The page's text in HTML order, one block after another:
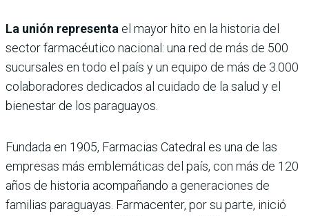
La unión representa el mayor hito en la historia del
sector farmacéutico nacional: una red de más de 500
sucursales en todo el país y un equipo de más de 3.000
colaboradores dedicados al cuidado de la salud y el
bienestar de los paraguayos.
Fundada en 1905, Farmacias Catedral es una de las
empresas más emblemáticas del país, con más de 120
años de historia acompañando a generaciones de
familias paraguayas. Farmacenter, por su parte, inició